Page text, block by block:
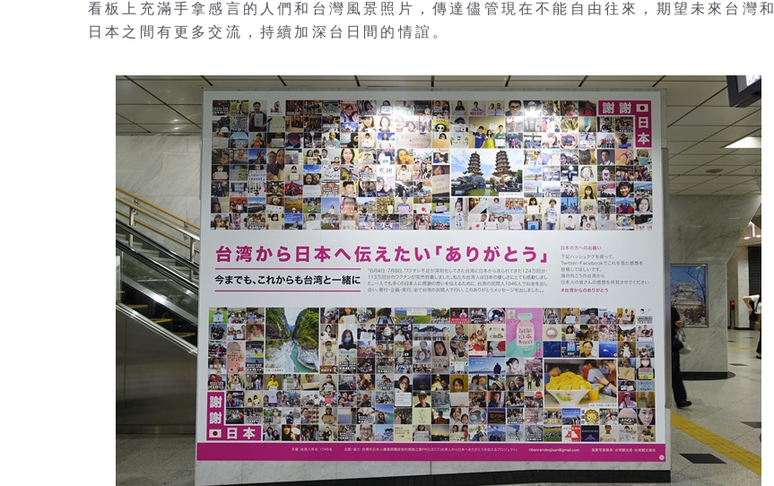
看板上充滿手拿感言的人們和台灣風景照片，傳達儘管現在不能自由往來，期望未來台灣和
日本之間有更多交流，持續加深台日間的情誼。